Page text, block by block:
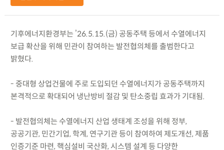
기후에너지환경부는 ’26.5.15.(금) 공동주택 등에서 수열에너지
보급 확산을 위해 민관이 참여하는 발전협의체를 출범한다고
밝혔다.
- 중대형 상업건물에 주로 도입되던 수열에너지가 공동주택까지
본격적으로 확대되어 냉난방비 절감 및 탄소중립 효과가 기대됨.
- 발전협의체는 수열에너지 산업 생태계 조성을 위해 정부,
공공기관, 민간기업, 학계, 연구기관 등이 참여하여 제도개선, 제품
인증기준 마련, 핵심설비 국산화, 시스템 설계 등 다양한